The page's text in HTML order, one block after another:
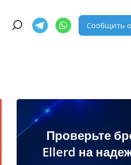
Сообщить
Проверьте
Ellerd на